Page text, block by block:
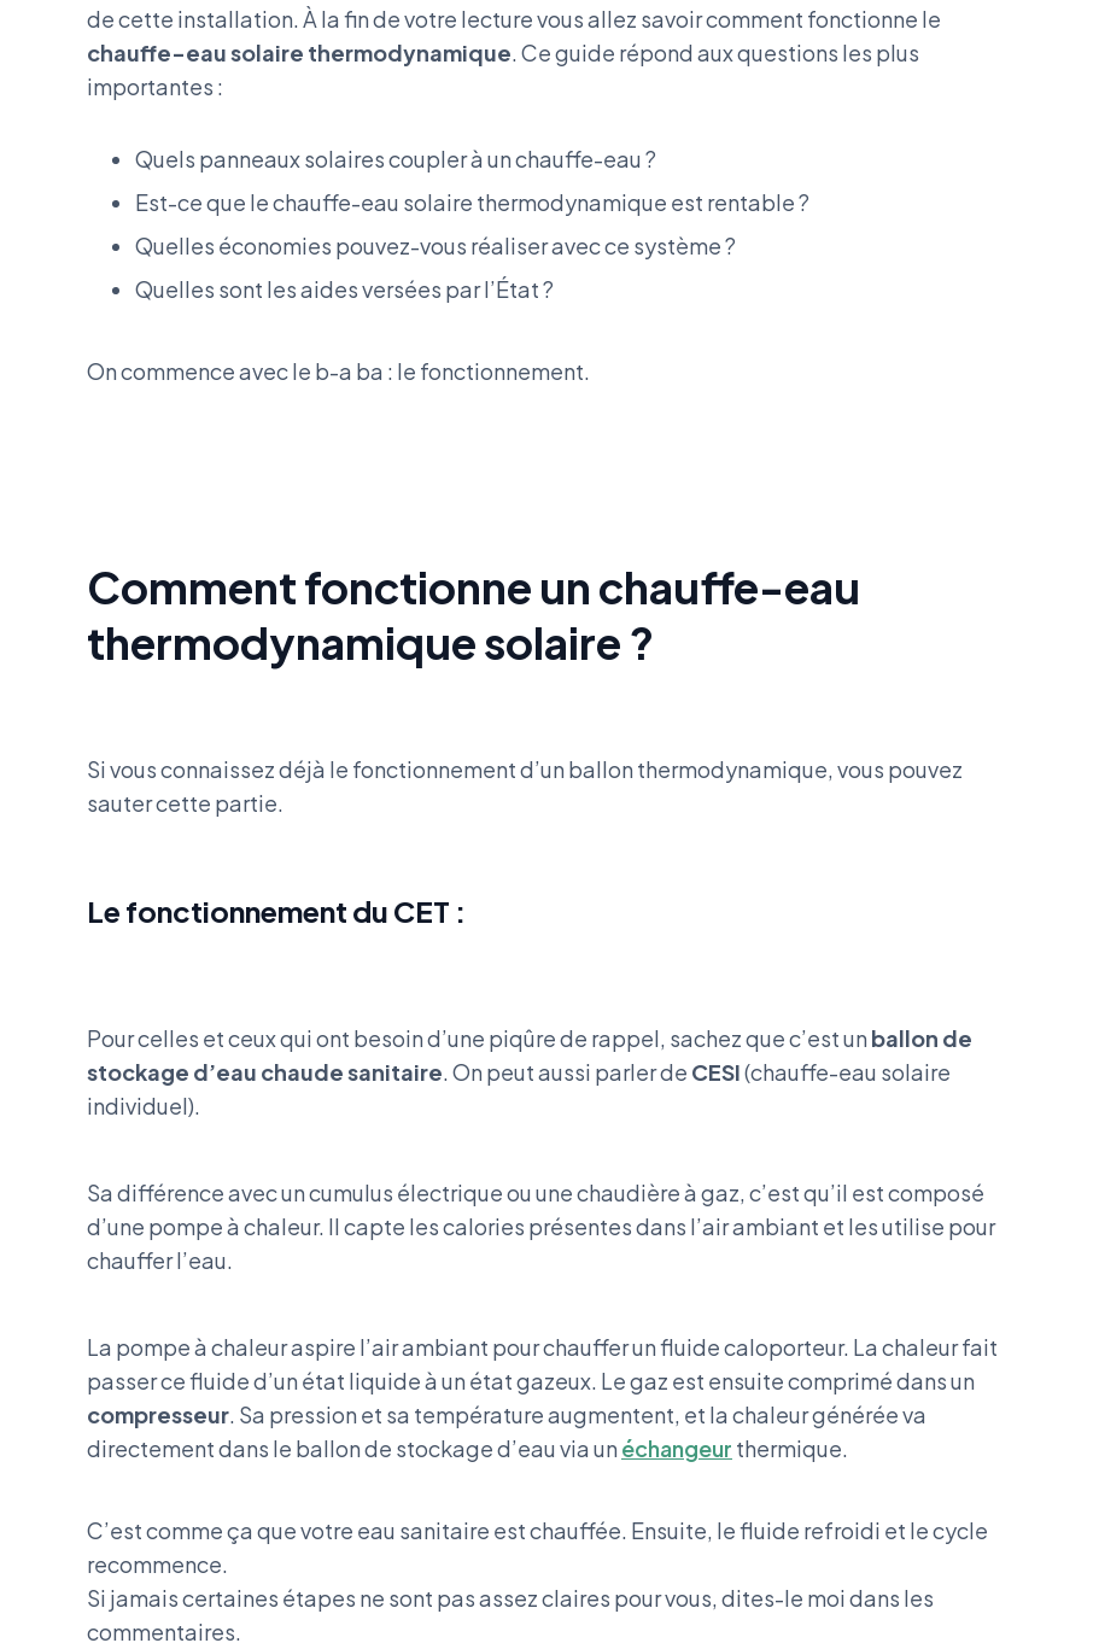
de cette installation. À la fin de votre lecture vous allez savoir comment fonctionne le
chauffe-eau solaire thermodynamique. Ce guide répond aux questions les plus
importantes :
Quels panneaux solaires coupler à un chauffe-eau ?
Est-ce que le chauffe-eau solaire thermodynamique est rentable ?
Quelles économies pouvez-vous réaliser avec ce système ?
Quelles sont les aides versées par l’État ?
On commence avec le b-a ba : le fonctionnement.
Comment fonctionne un chauffe-eau
thermodynamique solaire ?
Si vous connaissez déjà le fonctionnement d’un ballon thermodynamique, vous pouvez
sauter cette partie.
Le fonctionnement du CET :
Pour celles et ceux qui ont besoin d’une piqûre de rappel, sachez que c’est un ballon de
stockage d’eau chaude sanitaire. On peut aussi parler de CESI(chauffe-eau solaire
individuel).
Sa différence avec un cumulus électrique ou une chaudière à gaz, c’est qu’il est composé
d’une pompe à chaleur. Il capte les calories présentes dans l’air ambiant et les utilise pour
chauffer l’eau.
La pompe à chaleur aspire l’air ambiant pour chauffer un fluide caloporteur. La chaleur fait
passer ce fluide d’un état liquide à un état gazeux. Le gaz est ensuite comprimé dans un
compresseur. Sa pression et sa température augmentent, et la chaleur générée va
directement dans le ballon de stockage d’eau via un échangeur thermique.
C’est comme ça que votre eau sanitaire est chauffée. Ensuite, le fluide refroidi et le cycle
recommence.
Si jamais certaines étapes ne sont pas assez claires pour vous, dites-le moi dans les
commentaires.